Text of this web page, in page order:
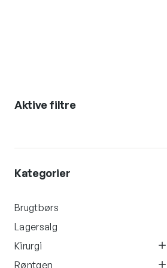
Aktive filtre
Kategorier
Brugtbørs
Lagersalg
Kirurgi
Røntgen